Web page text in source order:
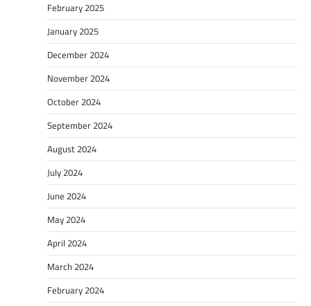
February 2025
January 2025
December 2024
November 2024
October 2024
September 2024
August 2024
July 2024
June 2024
May 2024
April 2024
March 2024
February 2024